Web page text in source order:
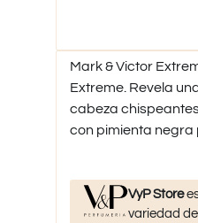
Mark & ​​Victor
Extreme. Revela
cabeza
con pimienta
VyP Store
variedad